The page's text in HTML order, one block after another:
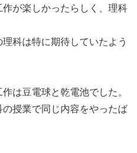
が楽しかったらしく、理科
科は特に期待していたよう
は豆電球と乾電池でした。
授業で同じ内容をやったば